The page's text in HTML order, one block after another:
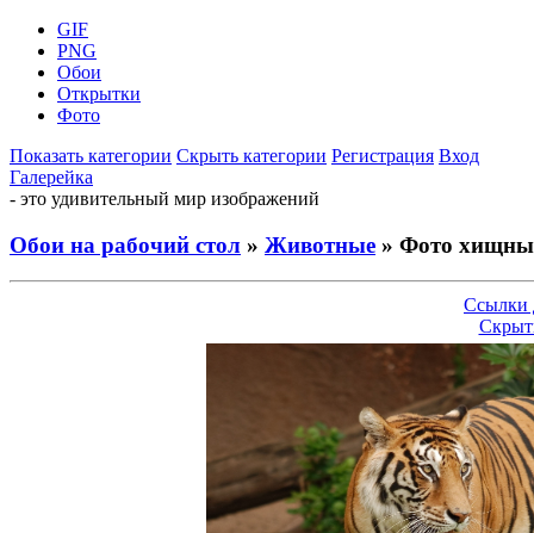
GIF
PNG
Обои
Открытки
Фото
Показать категории Скрыть категории Регистрация Вход
Галерейка
- это удивительный мир изображений
Обои на рабочий стол » Животные » Фото
Ссылки